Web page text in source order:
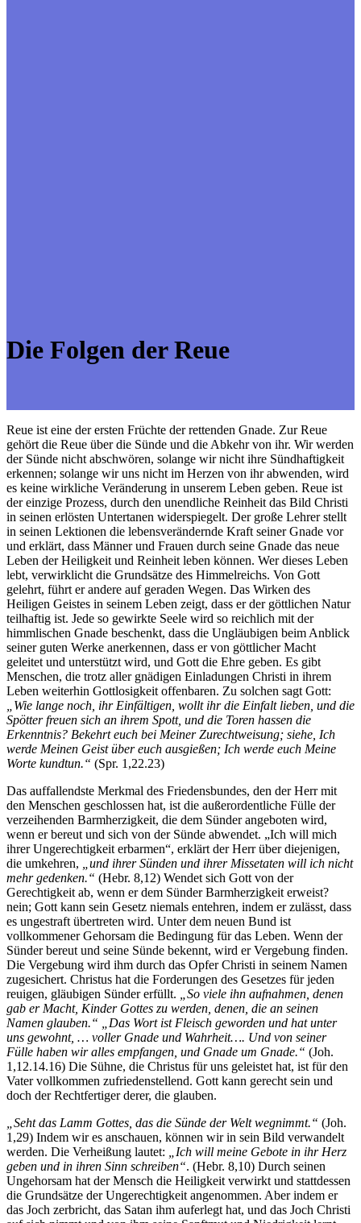
Die Folgen der Reue
Reue ist eine der ersten Früchte der rettenden Gnade. Zur Reue
gehört die Reue über die Sünde und die Abkehr von ihr. Wir werden
der Sünde nicht abschwören, solange wir nicht ihre Sündhaftigkeit
erkennen; solange wir uns nicht im Herzen von ihr abwenden, wird
es keine wirkliche Veränderung in unserem Leben geben. Reue ist
der einzige Prozess, durch den unendliche Reinheit das Bild Christi
in seinen erlösten Untertanen widerspiegelt. Der große Lehrer stellt
in seinen Lektionen die lebensverändernde Kraft seiner Gnade vor
und erklärt, dass Männer und Frauen durch seine Gnade das neue
Leben der Heiligkeit und Reinheit leben können. Wer dieses Leben
lebt, verwirklicht die Grundsätze des Himmelreichs. Von Gott
gelehrt, führt er andere auf geraden Wegen. Das Wirken des
Heiligen Geistes in seinem Leben zeigt, dass er der göttlichen Natur
teilhaftig ist. Jede so gewirkte Seele wird so reichlich mit der
himmlischen Gnade beschenkt, dass die Ungläubigen beim Anblick
seiner guten Werke anerkennen, dass er von göttlicher Macht
geleitet und unterstützt wird, und Gott die Ehre geben. Es gibt
Menschen, die trotz aller gnädigen Einladungen Christi in ihrem
Leben weiterhin Gottlosigkeit offenbaren. Zu solchen sagt Gott:
„Wie lange noch, ihr Einfältigen, wollt ihr die Einfalt lieben, und die
Spötter freuen sich an ihrem Spott, und die Toren hassen die
Erkenntnis? Bekehrt euch bei Meiner Zurechtweisung; siehe, Ich
werde Meinen Geist über euch ausgießen; Ich werde euch Meine
Worte kundtun.“ (Spr. 1,22.23)
Das auffallendste Merkmal des Friedensbundes, den der Herr mit
den Menschen geschlossen hat, ist die außerordentliche Fülle der
verzeihenden Barmherzigkeit, die dem Sünder angeboten wird,
wenn er bereut und sich von der Sünde abwendet. „Ich will mich
ihrer Ungerechtigkeit erbarmen“, erklärt der Herr über diejenigen,
die umkehren,
„und ihrer Sünden und ihrer Missetaten will ich nicht
mehr gedenken.“ (Hebr. 8,12) Wendet sich Gott von der
Gerechtigkeit ab, wenn er dem Sünder Barmherzigkeit erweist?
nein; Gott kann sein Gesetz niemals entehren, indem er zulässt, dass
es ungestraft übertreten wird. Unter dem neuen Bund ist
vollkommener Gehorsam die Bedingung für das Leben. Wenn der
Sünder bereut und seine Sünde bekennt, wird er Vergebung finden.
Die Vergebung wird ihm durch das Opfer Christi in seinem Namen
zugesichert. Christus hat die Forderungen des Gesetzes für jeden
reuigen, gläubigen Sünder erfüllt.
„So viele ihn aufnahmen, denen
gab er Macht, Kinder Gottes zu werden, denen, die an seinen
Namen glauben.“ „Das Wort ist Fleisch geworden und hat unter
uns gewohnt, … voller Gnade und Wahrheit…. Und von seiner
Fülle haben wir alles empfangen, und Gnade um Gnade.“ (Joh.
1,12.14.16) Die Sühne, die Christus für uns geleistet hat, ist für den
Vater vollkommen zufriedenstellend. Gott kann gerecht sein und
doch der Rechtfertiger derer, die glauben.
„Seht das Lamm Gottes, das die Sünde der Welt wegnimmt.“ (Joh.
1,29) Indem wir es anschauen, können wir in sein Bild verwandelt
werden. Die Verheißung lautet:
„Ich will meine Gebote in ihr Herz
geben und in ihren Sinn schreiben“. (Hebr. 8,10) Durch seinen
Ungehorsam hat der Mensch die Heiligkeit verwirkt und stattdessen
die Grundsätze der Ungerechtigkeit angenommen. Aber indem er
das Joch zerbricht, das Satan ihm auferlegt hat, und das Joch Christi